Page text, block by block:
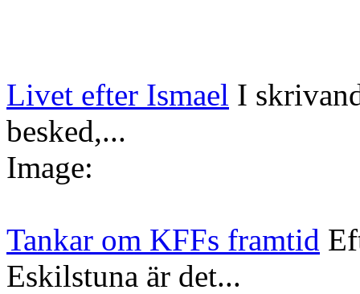
Livet efter Ismael I
besked,...
Image:
Tankar om KFFs framtid
Eskilstuna är det...